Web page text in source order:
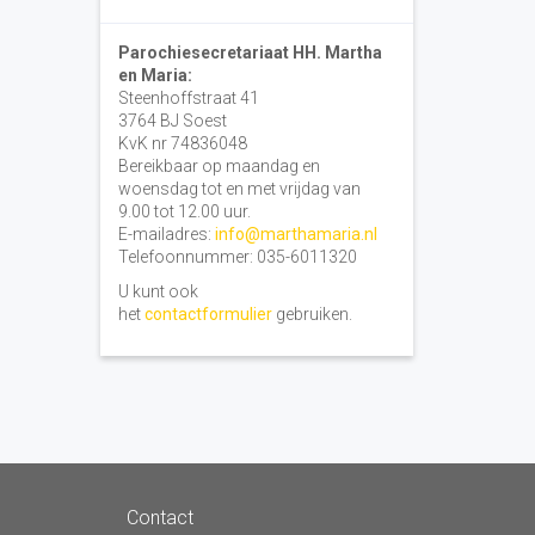
Parochiesecretariaat HH. Martha
en Maria:
Steenhoffstraat 41
3764 BJ Soest
KvK nr 74836048
Bereikbaar op maandag en
woensdag tot en met vrijdag van
9.00 tot 12.00 uur.
E-mailadres: info@marthamaria.nl
Telefoonnummer: 035-6011320
U kunt ook
hetcontactformuliergebruiken.
Contact